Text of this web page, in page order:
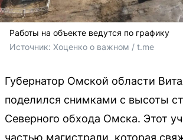
Работы на объекте ведутся по графику
Источник: Хоценко о важном / t.me
Губернатор Омской области
поделился снимками с высоты
Северного обхода Омска. Этот
частью магистрали, которая